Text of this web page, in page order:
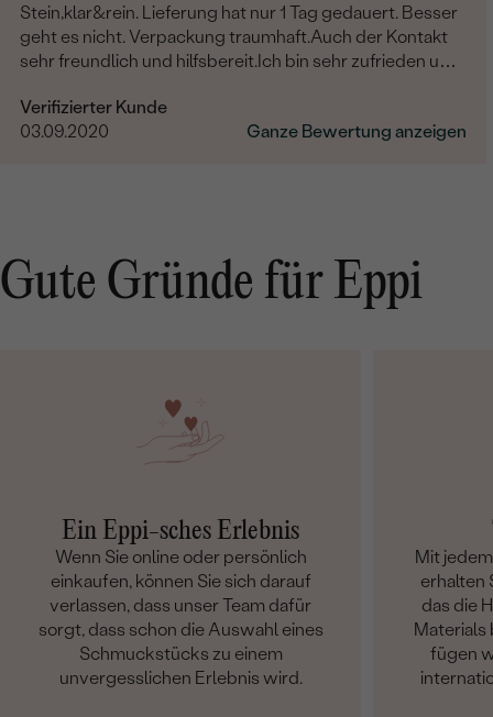
Stein,klar&rein. Lieferung hat nur 1 Tag gedauert. Besser
geht es nicht. Verpackung traumhaft.Auch der Kontakt
sehr freundlich und hilfsbereit.Ich bin sehr zufrieden und
Verifizierter Kunde
03.09.2020
Ganze Bewertung anzeigen
Gute Gründe für Eppi
Ein Eppi-sches Erlebnis
Wenn Sie online oder persönlich
einkaufen, können Sie sich darauf
verlassen, dass unser Team dafür
sorgt, dass schon die Auswahl eines
Schmuckstücks zu einem
unvergesslichen Erlebnis wird.
Mit
erhalten
das die
Materials
fügen